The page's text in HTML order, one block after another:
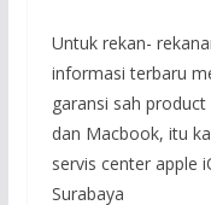
Untuk rekan-
informasi terbaru
garansi sah
dan Macbook, itu
servis center apple
Surabaya